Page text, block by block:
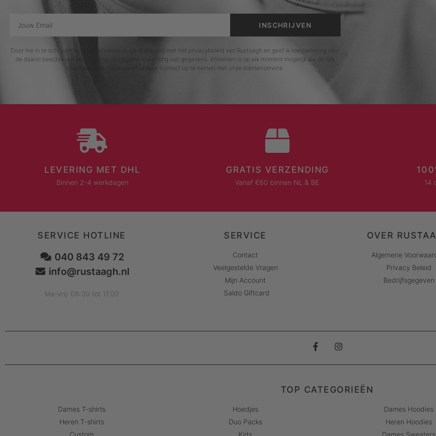
INSCHRIJVEN
Door me in te schrijven voor de nieuwsbrief, ga ik akkoord met het privacybeleid van Rustaagh en geef ik toestemming voor
de daarin beschreven verzameling, opslag en verwerking van gegevens. Afmelden is op elk moment mogelijk via de link
onderaan elke nieuwsbrief of door contact op te nemen met onze klantenservice.
LEVERING MET DHL
Binnen 2-4 werkdagen
GRATIS VERZENDING
Vanaf €60 binnen NL & BE 14
SERVICE HOTLINE
040 843 49 72
info@rustaagh.nl
Ma-vrij: 08:30 tot 17.00
SERVICE
Contact
Veelgestelde Vragen
Mijn Account
Saldo Giftcard
OVER
Algemene
Privacy Beleid
Bedrijfsgegeven
TOP CATEGORIEËN
Dames T-shirts
Heren T-shirts
Hoedjes
Duo Packs
Dames Hoodies
Heren Hoodies